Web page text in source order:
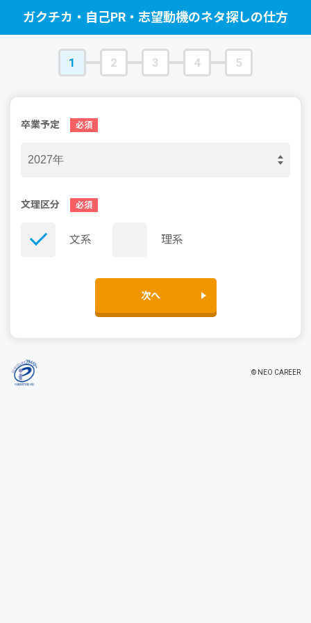
ガクチカ・自己PR・志望動機のネタ探しの仕方
1 2 3 4 5
卒業予定
文理区分
文系 理系
次へ
© NEO CAREER